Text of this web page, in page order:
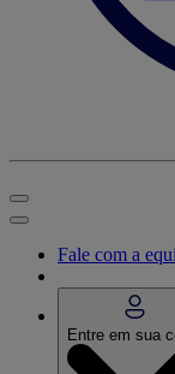
Fale com a
Entre em sua